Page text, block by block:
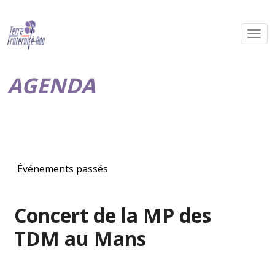
AGENDA
Événements passés
Concert de la MP des
TDM au Mans